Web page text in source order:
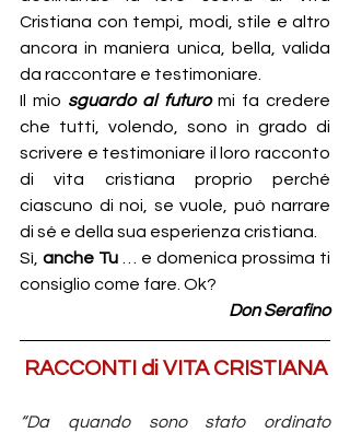
Cristiana con tempi, modi, stile e altro
ancora in maniera unica, bella, valida
da raccontare e testimoniare.
Il mio sguardo al futuro mi fa credere
che tutti, volendo, sono in grado di
scrivere e testimoniare il loro racconto
di vita cristiana proprio perché
ciascuno di noi, se vuole, può narrare
di sé e della sua esperienza cristiana.
Sì, anche Tu … e domenica prossima ti
consiglio come fare. Ok?
Don Serafino
RACCONTI di VITA CRISTIANA
﻿“Da quando sono stato ordinato